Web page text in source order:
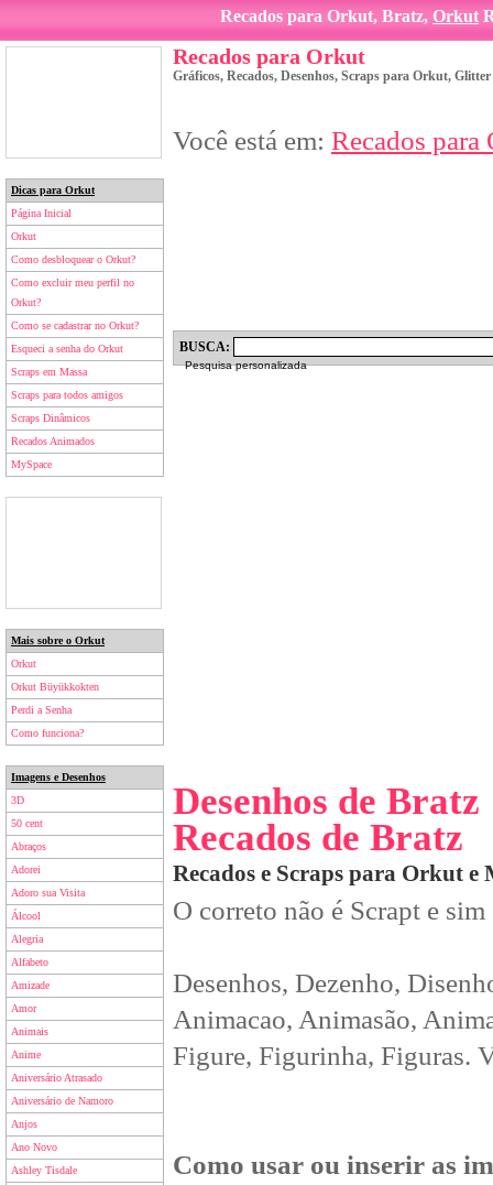
Recados para Orkut, Bratz, Orkut
Dicas para Orkut
Página Inicial
Orkut
Como desbloquear o Orkut?
Como excluir meu perfil no
Orkut?
Como se cadastrar no Orkut?
Esqueci a senha do Orkut
Scraps em Massa
Scraps para todos amigos
Scraps Dinâmicos
Recados Animados
MySpace
Mais sobre o Orkut
Orkut
Orkut Büyükkokten
Perdi a Senha
Como funciona?
Imagens e Desenhos
3D
50 cent
Abraços
Adorei
Adoro sua Visita
Álcool
Alegria
Alfabeto
Amizade
Amor
Animais
Anime
Aniversário Atrasado
Aniversário de Namoro
Anjos
Ano Novo
Ashley Tisdale
Recados para Orkut
Gráficos, Recados, Desenhos, Scraps para Orkut,
Você está em: Recados para
BUSCA:
Pesquisa personalizada
Desenhos de Bratz
Recados de Bratz
Recados e Scraps para Orkut e
O correto não é Scrapt e
Desenhos, Dezenho,
Animacao, Animasão,
Figure, Figurinha, Figuras.
Como usar ou inserir as